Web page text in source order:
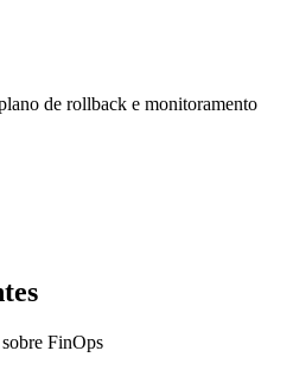
de rollback e monitoramento
FinOps